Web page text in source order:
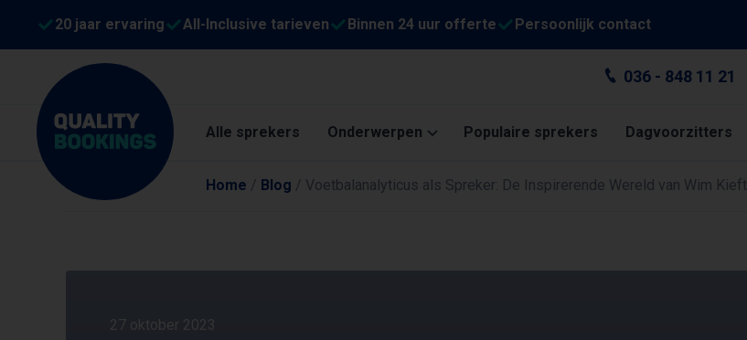
20 jaar ervaring All-Inclusive tarieven Binnen 24 uur offerte Persoonlijk contact
036 - 848 11 21
Alle sprekers Onderwerpen Populaire sprekers Dagvoorzitters
Home / Blog / Voetbalanalyticus als Spreker: De Inspirerende Wereld van Wim Kieft
27 oktober 2023